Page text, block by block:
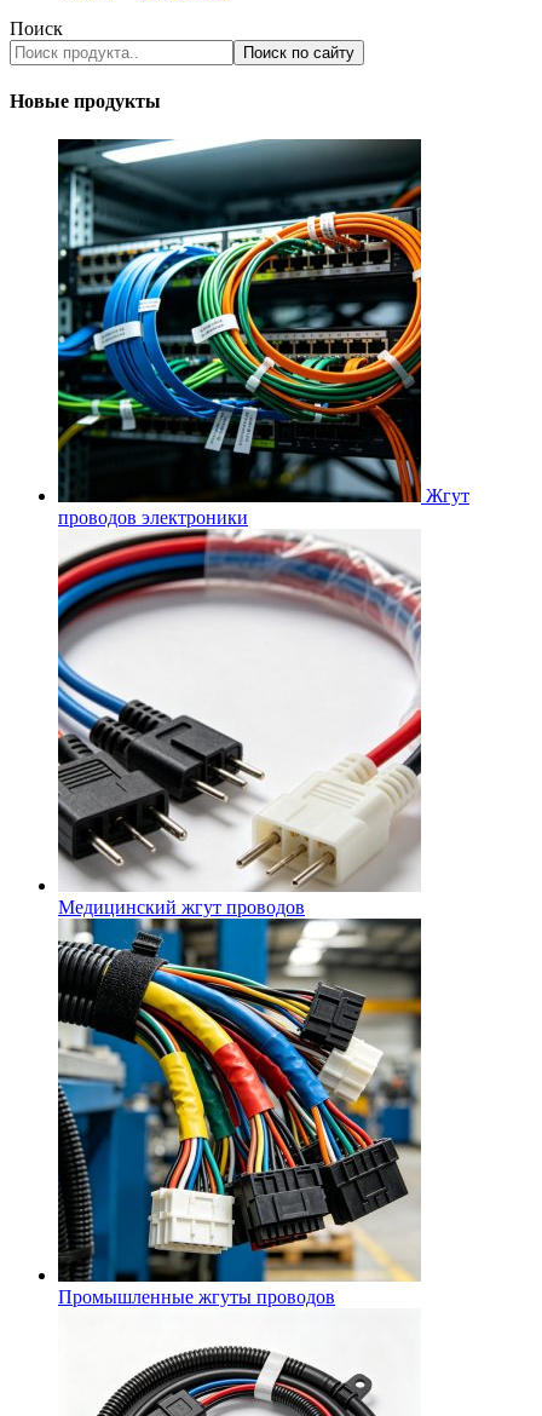
Поиск
Поиск по сайту
Новые продукты
Жгут
проводов электроники
Медицинский жгут проводов
Промышленные жгуты проводов